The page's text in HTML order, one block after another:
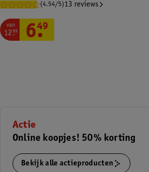
(4.54/5)13 reviews
van
12.
99 6.
49
Actie
Online koopjes! 50% korting
Bekijk alle actieproducten